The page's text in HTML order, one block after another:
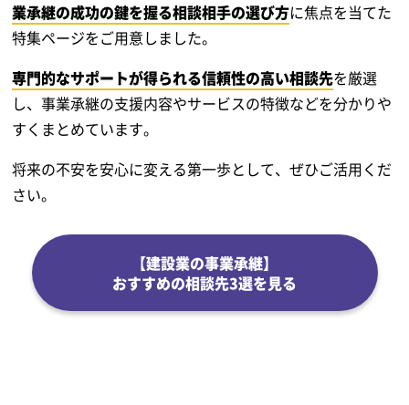
業承継の成功の鍵を握る相談相手の選び方に焦点を当てた
特集ページをご用意しました。
専門的なサポートが得られる信頼性の高い相談先を厳選
し、事業承継の支援内容やサービスの特徴などを分かりや
すくまとめています。
将来の不安を安心に変える第一歩として、ぜひご活用くだ
さい。
【建設業の事業承継】
おすすめの相談先3選を見る